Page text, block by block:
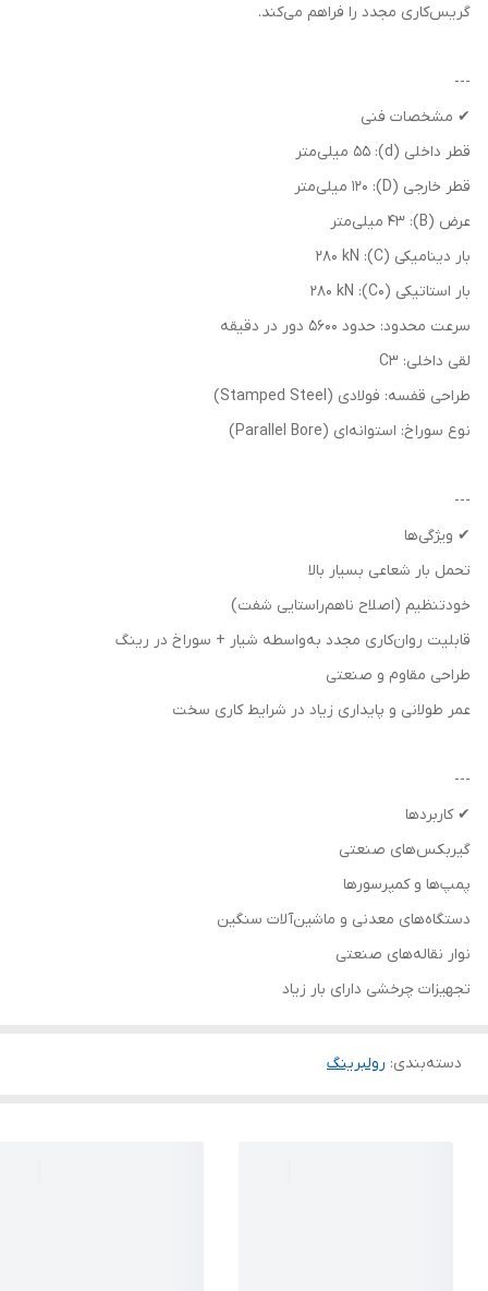
گریس‌کاری مجدد را فراهم می‌کند.
---
✔ مشخصات فنی
قطر داخلی (d): 55 میلی‌متر
قطر خارجی (D): 120 میلی‌متر
عرض (B): 43 میلی‌متر
بار دینامیکی (C): 280 kN
بار استاتیکی (C0): 280 kN
سرعت محدود: حدود 5600 دور در دقیقه
لقی داخلی: C3
طراحی قفسه: فولادی (Stamped Steel)
نوع سوراخ: استوانه‌ای (Parallel Bore)
---
✔ ویژگی‌ها
تحمل بار شعاعی بسیار بالا
خودتنظیم (اصلاح ناهم‌راستایی شفت)
قابلیت روان‌کاری مجدد به‌واسطه شیار + سوراخ در رینگ
طراحی مقاوم و صنعتی
عمر طولانی و پایداری زیاد در شرایط کاری سخت
---
✔ کاربردها
گیربکس‌های صنعتی
پمپ‌ها و کمپرسورها
دستگاه‌های معدنی و ماشین‌آلات سنگین
نوار نقاله‌های صنعتی
تجهیزات چرخشی دارای بار زیاد
دسته‌بندی: رولبرینگ